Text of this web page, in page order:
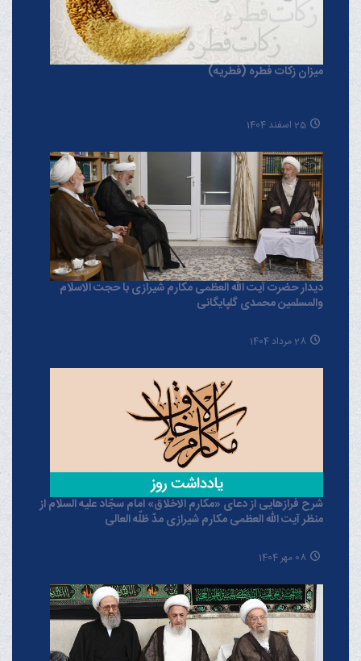
میزان زکات فطره (فطریه)
25 اسفند 1404
دیدار حضرت آیت الله العظمی مکارم شیرازی با حجت الاسلام
والمسلمین محمدی گلپایگانی
28 مرداد 1404
شرح فرازهایی از دعای «مکارم الاخلاق» امام سجّاد علیه السلام از
منظر آیت الله العظمی مکارم شیرازی مدّ ظلّه العالی
08 مهر 1404